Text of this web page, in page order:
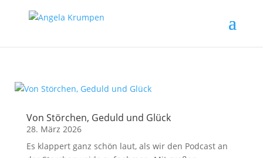
Von Störchen, Geduld und Glück
28. März 2026
Es klappert ganz schön laut, als wir den Podcast an